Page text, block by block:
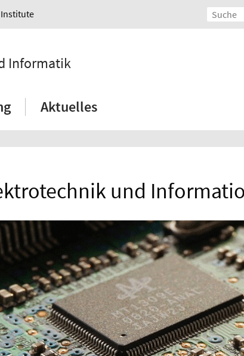
Institute
Informatik
Aktuelles
und